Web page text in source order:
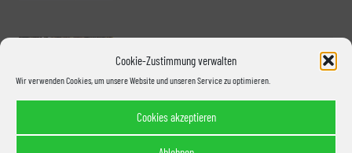
Cookie-Zustimmung verwalten
Wir verwenden Cookies, um unsere Website und unseren Service zu optimieren.
Cookies akzeptieren
5. Mai 2026
4. Mai 2026